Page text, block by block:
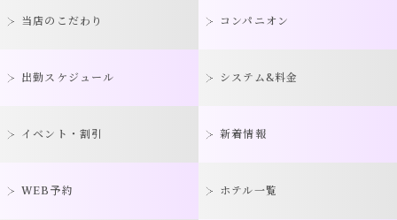
当店のこだわり コンパニオン
出勤スケジュール システム&料金
イベント・割引 新着情報
WEB予約 ホテル一覧